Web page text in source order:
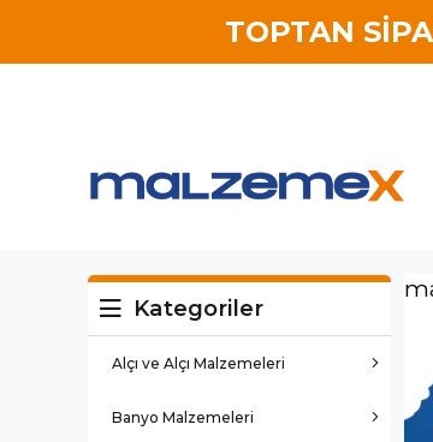
TOPTAN
Kategoriler
Alçı ve Alçı Malzemeleri
Banyo Malzemeleri